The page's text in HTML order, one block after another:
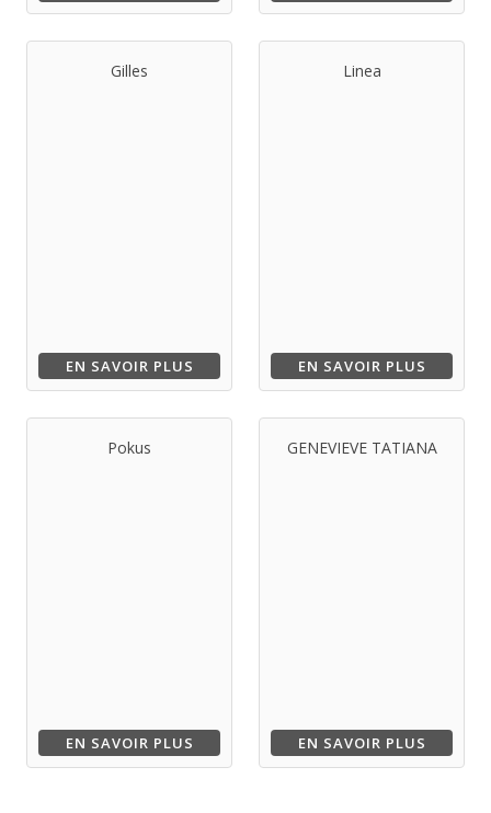
Gilles
EN SAVOIR PLUS
Linea
EN SAVOIR PLUS
Pokus
EN SAVOIR PLUS
GENEVIEVE TATIANA
EN SAVOIR PLUS